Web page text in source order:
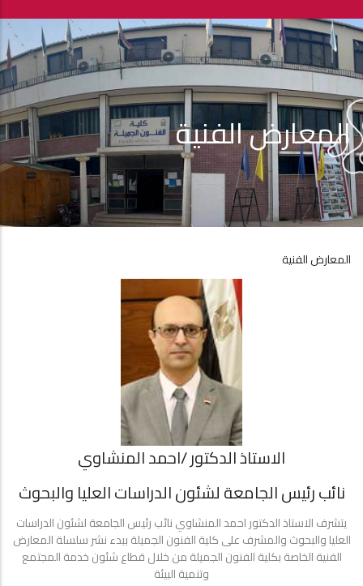
المعارض الفنية
المعارض الفنية
الاستاذ الدكتور /احمد المنشاوي
نائب رئيس الجامعة لشئون الدراسات العليا والبحوث
يتشرف الاستاذ الدكتور احمد المنشاوي نائب رئيس الجامعة لشئون الدراسات
العليا والبحوث والمشرف على كلية الفنون الجميلة ببدء نشر سلسلة المعارض
الفنية الخاصة بكلية الفنون الجميلة من خلال قطاع شئون خدمة المجتمع
وتنمية البيئة